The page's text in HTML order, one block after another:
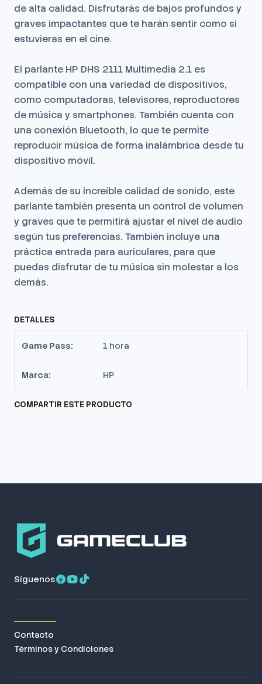
de alta calidad. Disfrutarás de bajos profundos y
graves impactantes que te harán sentir como si
estuvieras en el cine.
El parlante HP DHS 2111 Multimedia 2.1 es
compatible con una variedad de dispositivos,
como computadoras, televisores, reproductores
de música y smartphones. También cuenta con
una conexión Bluetooth, lo que te permite
reproducir música de forma inalámbrica desde tu
dispositivo móvil.
Además de su increíble calidad de sonido, este
parlante también presenta un control de volumen
y graves que te permitirá ajustar el nivel de audio
según tus preferencias. También incluye una
práctica entrada para auriculares, para que
puedas disfrutar de tu música sin molestar a los
demás.
DETALLES
Game Pass: 1 hora
Marca: HP
COMPARTIR ESTE PRODUCTO
Síguenos
Contacto
Términos y Condiciones